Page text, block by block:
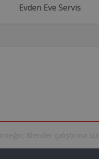
Evden Eve Servis